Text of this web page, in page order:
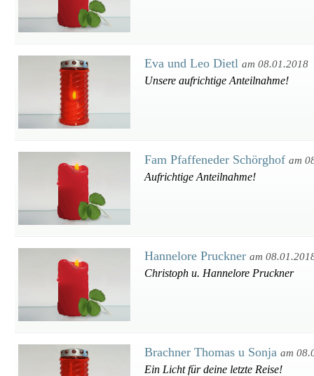
Eva und Leo Dietl am 08.01.2018
Unsere aufrichtige Anteilnahme!
Fam Pfaffeneder Schörghof am
Aufrichtige Anteilnahme!
Hannelore Pruckner am
Christoph u. Hannelore Pruckner
Brachner Thomas u Sonja am
Ein Licht für deine letzte Reise!